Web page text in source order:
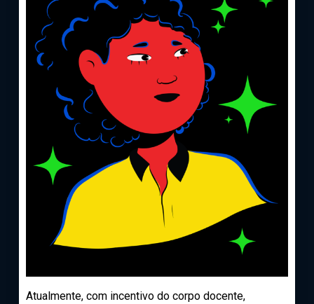
Atualmente, com incentivo do corpo docente,